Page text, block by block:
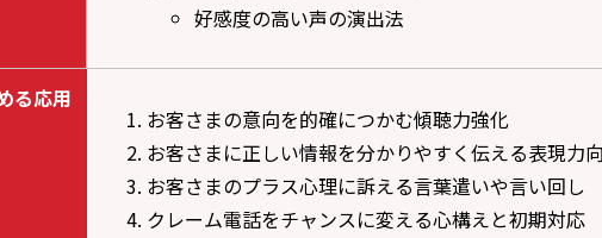
好感度の高い声の演出法
る応用
お客さまの意向を的確につかむ傾聴力強化
お客さまに正しい情報を分かりやすく伝える表現力
お客さまのプラス心理に訴える言葉遣いや言い回し
クレーム電話をチャンスに変える心構えと初期対応